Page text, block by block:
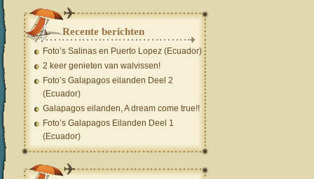
Recente berichten
Foto’s Salinas en Puerto Lopez (Ecuador)
2 keer genieten van walvissen!
Foto’s Galapagos eilanden Deel 2
(Ecuador)
Galapagos eilanden, A dream come true!!
Foto’s Galapagos Eilanden Deel 1
(Ecuador)